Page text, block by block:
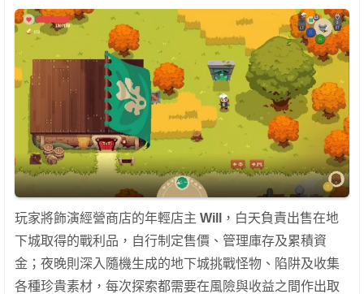
玩家將飾演經營商店的年輕店主 Will
，白天負責出售在地
下城取得的戰利品，自行制定售價、管理庫存及累積資
金；夜晚則深入隨機生成的地下城挑戰怪物、陷阱及收集
各種珍貴素材，每次探索都需要在風險與收益之間作出取